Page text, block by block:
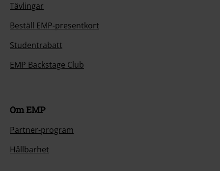
Tävlingar
Beställ EMP-presentkort
Studentrabatt
EMP Backstage Club
Om EMP
Partner-program
Hållbarhet